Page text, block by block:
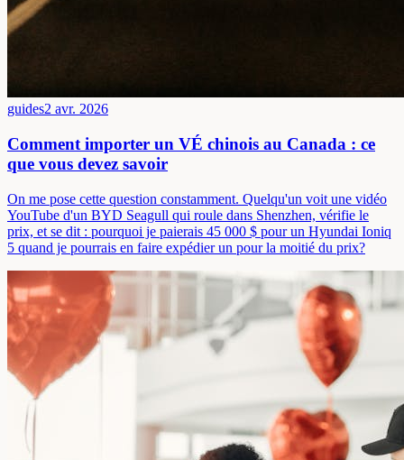
guides2 avr. 2026
Comment importer un VÉ chinois au Canada : ce
que vous devez savoir
On me pose cette question constamment. Quelqu'un voit une vidéo
YouTube d'un BYD Seagull qui roule dans Shenzhen, vérifie le
prix, et se dit : pourquoi je paierais 45 000 $ pour un Hyundai Ioniq
5 quand je pourrais en faire expédier un pour la moitié du prix?